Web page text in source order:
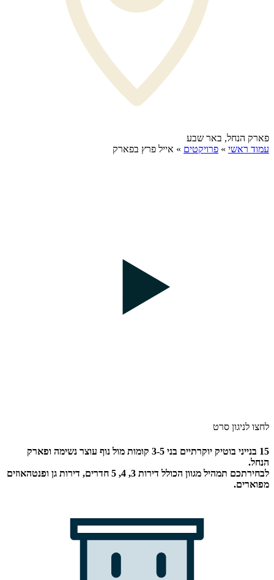
פארק הנחל, באר שבע
עמוד ראשי » פרויקטים » אייל פרץ בפארק
לחצו לניגון סרט
15 בנייני בוטיק יוקרתיים בני 3-5 קומות מול נוף עוצר נשימה ופארק
הנחל.
לבחירתכם תמהיל מגוון הכולל דירות 3, 4, 5 חדרים, דירות גן ופנטהאוזים
מפוארים.